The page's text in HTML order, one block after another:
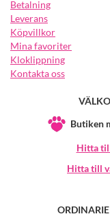
Betalning
Leverans
Köpvillkor
Mina favoriter
Kloklippning
Kontakta oss
Butiken
Hitta
Hitta till